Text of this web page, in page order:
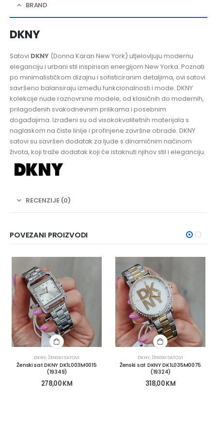
BRAND
DKNY
Satovi DKNY (Donna Karan New York) utjelovljuju modernu
eleganciju i urbani stil inspirisan energijom New Yorka. Poznati
po minimalističkom dizajnu i sofisticiranim detaljima, ovi satovi
savršeno balansiraju između funkcionalnosti i mode. DKNY
kolekcije nude raznovrsne modele, od klasičnih do modernih,
prilagođenih svakodnevnim prilikama i posebnim
događajima. Izrađeni su od visokokvalitetnih materijala s
naglaskom na čiste linije i profinjene završne obrade. DKNY
satovi su savršen dodatak za ljude s dinamičnim načinom
života, koji traže dodatak koji će istaknuti njihov stil i eleganciju.
RECENZIJE (0)
POVEZANI PROIZVODI
DKNY,ŽENSKI SATOVI
Ženski sat DKNY DK1L003M0015
(19349)
278,00KM
DKNY,ŽENSKI SATOVI
Ženski sat DKNY DK1L035M0075
(19324)
318,00KM